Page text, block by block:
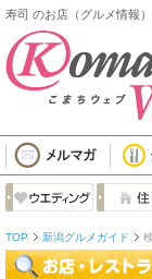
寿司 のお店（グルメ情報
TOP 新潟グルメガイド